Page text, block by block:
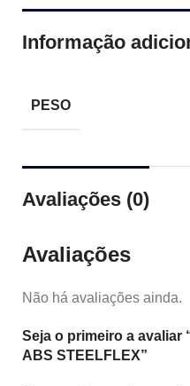
Informação
PESO
Avaliações (0)
Avaliações
Não há avaliações ainda.
Seja o primeiro a avaliar
ABS STEELFLEX”